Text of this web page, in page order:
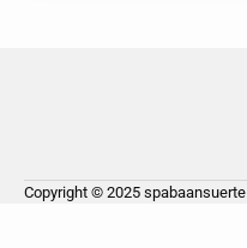
Copyright © 2025 spabaansuerte